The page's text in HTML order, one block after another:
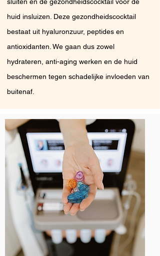
huid insluizen. Deze gezondheidscocktail
bestaat uit hyaluronzuur, peptides en
antioxidanten. We gaan dus zowel
hydrateren, anti-aging werken en de huid
beschermen tegen schadelijke invloeden van
buitenaf.